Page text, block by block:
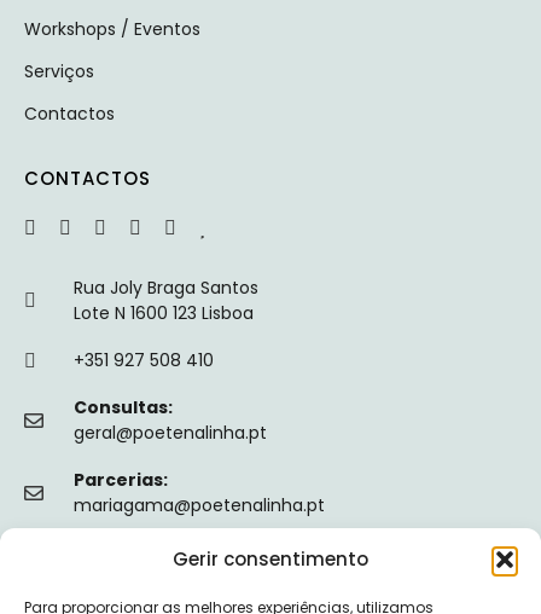
Gerir consentimento
Para proporcionar as melhores experiências, utilizamos
Workshops / Eventos
Serviços
Contactos
CONTACTOS
Rua Joly Braga Santos
Lote N 1600 123 Lisboa
+351 927 508 410
Consultas:
geral@poetenalinha.pt
Parcerias:
mariagama@poetenalinha.pt